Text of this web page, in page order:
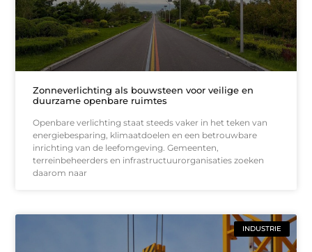
Zonneverlichting als bouwsteen voor veilige en
duurzame openbare ruimtes
Openbare verlichting staat steeds vaker in het teken van
energiebesparing, klimaatdoelen en een betrouwbare
inrichting van de leefomgeving. Gemeenten,
terreinbeheerders en infrastructuurorganisaties zoeken
daarom naar
INDUSTRIE